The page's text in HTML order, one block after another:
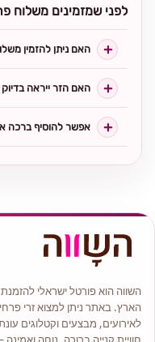
לפני שמזמינים משלוח
האם ניתן להזמין
האם הזר ייראה
אפשר להוסיף ברכה
השווה הוא פורטל ישראלי
הארץ. באתר ניתן למצוא זרי
לאירועים, מבצעים וקטלוגים